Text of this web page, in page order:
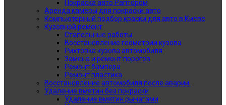
Покраска авто Раптором
Аренда камеры для покраски авто
Компьютерный подбор краски для авто в Киеве
Кузовной ремонт
Стапельные работы
Восстановление геометрии кузова
Рихтовка кузова автомобиля
Замена и ремонт порогов
Ремонт бампера
Ремонт пластика
Восстановление автомобиля после аварии.
Удаление вмятин без покраски
Удаление вмятин рычагами